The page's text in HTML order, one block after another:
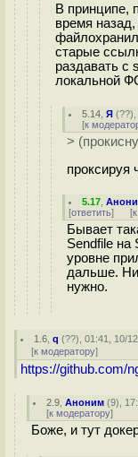
В принципе,
время назад,
старые
раздавать с
локальной
5.14 ,Я (??),
[к
>
проксируя
5.17 ,
[ответить] [
Бывает
Sendfile на
уровне
дальше.
нужно.
1.6 ,q (??), 01:41, 10/
[к модератору]
https://github.com/
2.9 ,Аноним (9),
[к модератору]
Боже, и тут